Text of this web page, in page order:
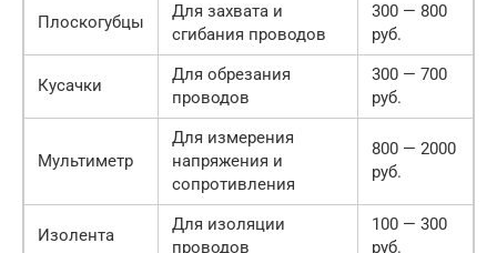
Плоскогубцы
Для захвата и
сгибания проводов
300 — 800
руб.
Кусачки
Для обрезания
проводов
300 — 700
руб.
Мультиметр
Для измерения
напряжения и
сопротивления
800 — 2000
руб.
Изолента
Для изоляции
проводов
100 — 300
руб.